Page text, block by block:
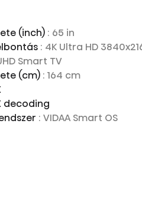
(inch) : 65 in
: 4K Ultra HD
Smart TV
(cm) : 164 cm
decoding
: VIDAA Smart OS